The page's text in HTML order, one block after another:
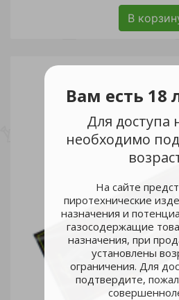
Вам есть 18
Для доступа
необходимо
На сайте
пиротехнические
назначения и
газосодержащие
назначения, при
установлены
ограничения. Для
подтвердите,
В